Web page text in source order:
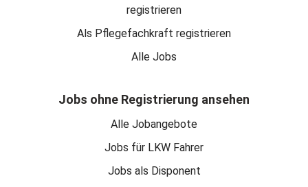
registrieren
Als Pflegefachkraft registrieren
Alle Jobs
Jobs ohne Registrierung ansehen
Alle Jobangebote
Jobs für LKW Fahrer
Jobs als Disponent